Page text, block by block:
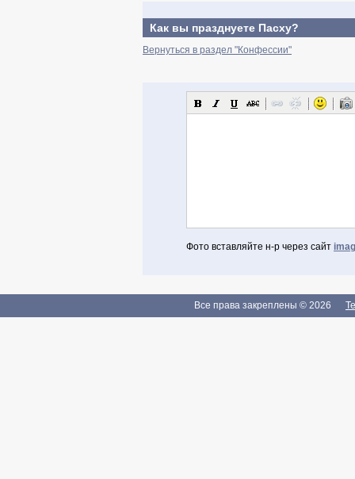
Как вы празднуете Пасху?
Вернуться в раздел "Конфессии"
Фото вставляйте н-р через сайт
Если Вы зарегистрированы
Все права закреплены © 2026